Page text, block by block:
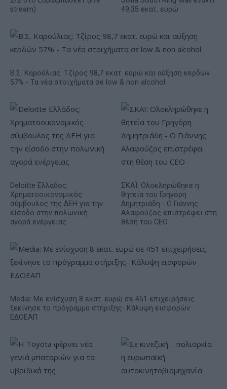
stream)
49,35 εκατ. ευρώ
Β.Σ. Καρούλιας: Τζίρος 98,7 εκατ. ευρώ και αύξηση κερδών
57% - Τα νέα στοιχήματα σε low & non alcohol
Deloitte Ελλάδος:
Χρηματοοικονομικός
σύμβουλος της ΔΕΗ για την
είσοδο στην πολωνική
αγορά ενέργειας
ΣΚΑΪ: Ολοκληρώθηκε η
θητεία του Γρηγόρη
Δημητριάδη - Ο Γιάννης
Αλαφούζος επιστρέφει στη
θέση του CEO
Media: Με ενίσχυση 8 εκατ. ευρώ σε 451 επιχειρήσεις
ξεκίνησε το πρόγραμμα στήριξης- Κάλυψη εισφορών
ΕΔΟΕΑΠ